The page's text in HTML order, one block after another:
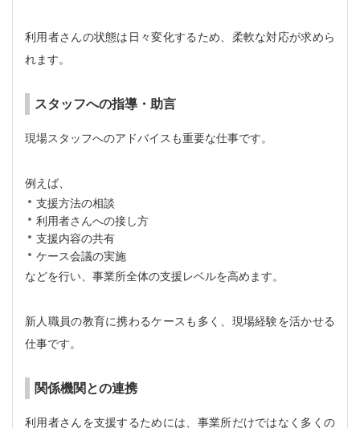
利用者さんの状態は日々変化するため、柔軟な対応が求めら
れます。
スタッフへの指導・助言
現場スタッフへのアドバイスも重要な仕事です。
例えば、
支援方法の相談
利用者さんへの接し方
支援内容の共有
ケース会議の実施
などを行い、事業所全体の支援レベルを高めます。
新人職員の教育に携わるケースも多く、現場経験を活かせる
仕事です。
関係機関との連携
利用者さんを支援するためには、事業所だけではなく多くの